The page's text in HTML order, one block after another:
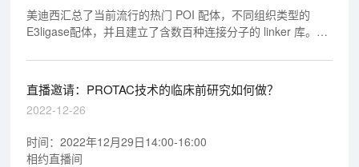
美迪西汇总了当前流行的热门 POI 配体，不同组织类型的
E3ligase配体，并且建立了含数百种连接分子的 linker 库。此
PROTAC-POI 的设计合成质量。
直播邀请：PROTAC技术的临床前研究如何做？
2022-12-26
时间：2022年12月29日14:00-16:00
相约直播间